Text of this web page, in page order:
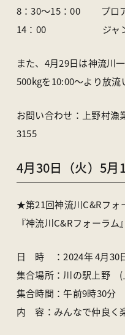
8：30～15：00 プロア
14：00 ジャン
また、4月29日は神流川
500kgを10:00〜より放流
お問い合わせ：上野村
3155
4月30日（火）5月1
★第21回神流川C&Rフ
『神流川C&Rフォーラ
日 時 ：2024年 4月30日
集合場所：川の駅上野 (
集合時間：午前9時30分
内 容：みんなで仲良く